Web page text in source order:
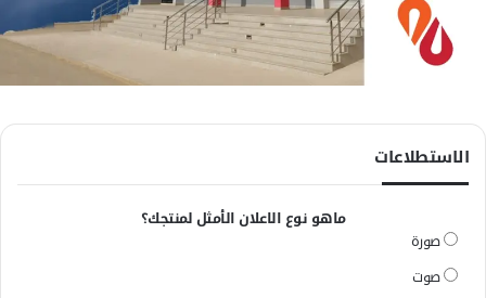
الاستطلاعات
ماهو نوع الاعلان الأمثل لمنتجك؟
صورة
صوت